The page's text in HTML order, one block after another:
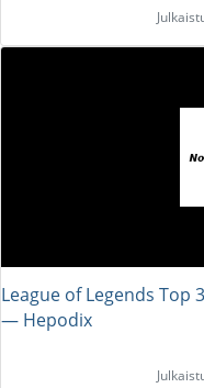
League of Legends Top
― Hepodix